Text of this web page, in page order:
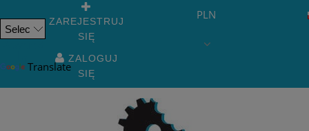
Translate
ZAREJESTRUJ
SIĘ
ZALOGUJ
SIĘ
PLN